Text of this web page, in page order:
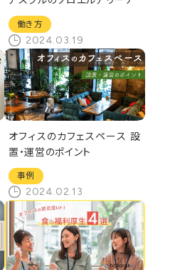
働き方
2024.03.19
オフィスのカフェスペース 設
置・運営のポイント
事例
2024.02.13